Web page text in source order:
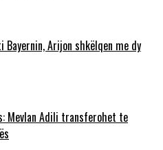
Arijon shkëlqen me dy
Mevlan Adili transferohet te